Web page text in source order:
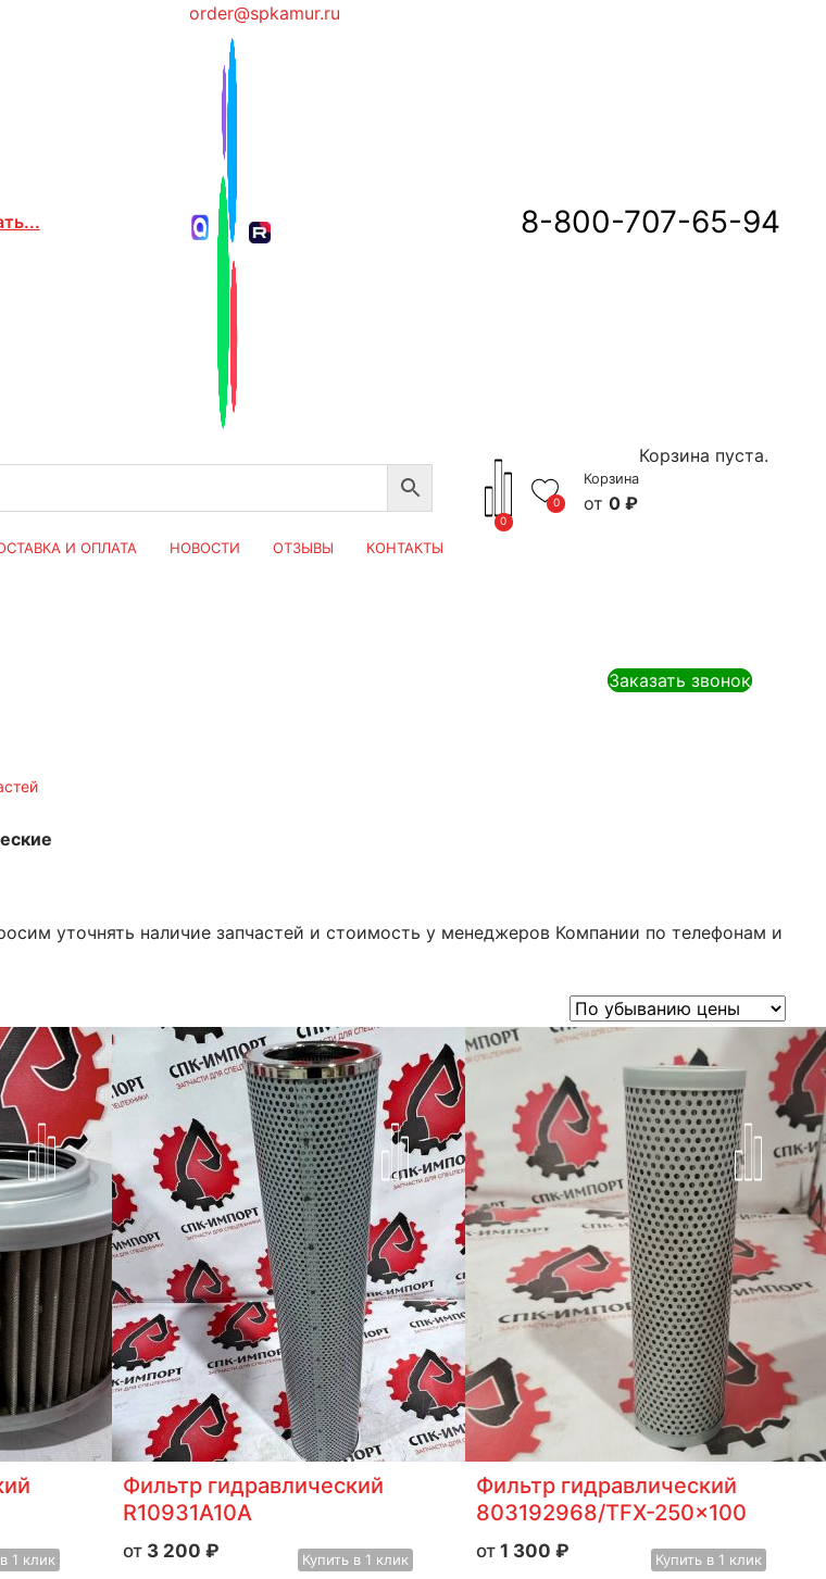
order@spkamur.ru
8-800-707-65-94
0
0
Корзина
0 ₽
Корзина пуста.
И ОПЛАТА НОВОСТИ ОТЗЫВЫ
КОНТАКТЫ
Заказать звонок
уточнять наличие запчастей и стоимость у менеджеров Компании по телефонам и
в 1 клик
Фильтр гидравлический
R10931A10A
3 200 ₽ Купить в 1 клик
Фильтр гидравлический
803192968/TFX-250×100
1 300 ₽ Купить в 1 клик